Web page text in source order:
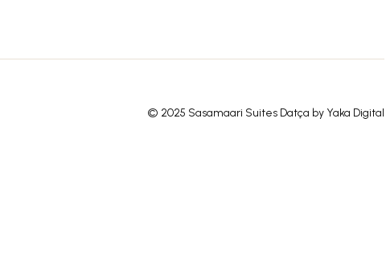
© 2025 Sasamaari Suites Datça by Yaka Digital